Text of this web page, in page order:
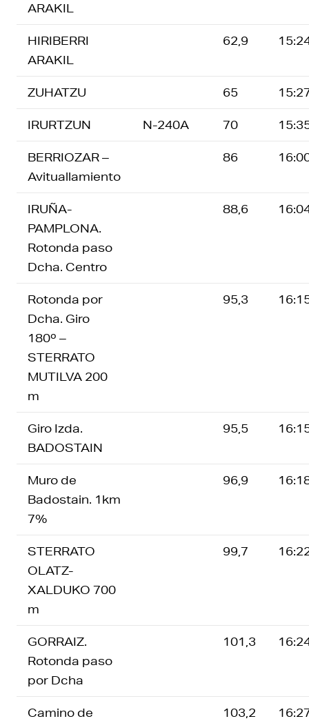
ARAKIL
HIRIBERRI
ARAKIL
62,9
ZUHATZU 65
IRURTZUN N-240A 70
BERRIOZAR –
Avituallamiento
86
IRUÑA-
PAMPLONA.
Rotonda paso
Dcha. Centro
88,6
Rotonda por
Dcha. Giro
180º –
STERRATO
MUTILVA 200
m
95,3
Giro Izda.
BADOSTAIN
95,5
Muro de
Badostain. 1km
7%
96,9
STERRATO
OLATZ-
XALDUKO 700
m
99,7
GORRAIZ.
Rotonda paso
por Dcha
101,3
Camino de
103,2